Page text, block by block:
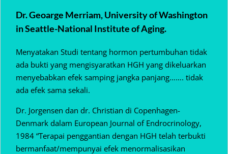
Dr. Geoarge Merriam, University of Washington
in Seattle-National Institute of Aging.
Menyatakan Studi tentang hormon pertumbuhan tidak
ada bukti yang mengisyaratkan HGH yang dikeluarkan
menyebabkan efek samping jangka panjang……. tidak
ada efek sama sekali.
Dr. Jorgensen dan dr. Christian di Copenhagen-
Denmark dalam European Journal of Endrocrinology,
1984 “Terapai penggantian dengan HGH telah terbukti
bermanfaat/mempunyai efek menormalisasikan